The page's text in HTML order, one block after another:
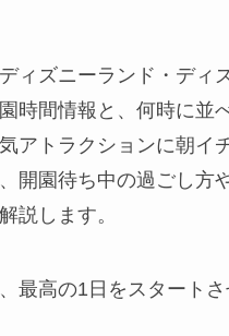
ィズニーランド・ディ
時間情報と、何時に並
アトラクションに朝イ
開園待ち中の過ごし方
説します。
最高の1日をスタート